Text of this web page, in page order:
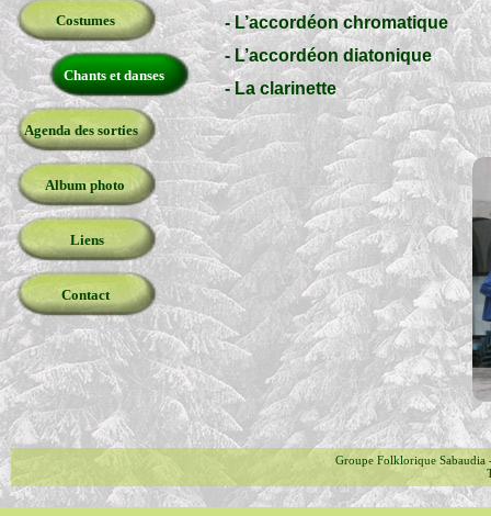
- L’accordéon chromatique
- L’accordéon diatonique
- La clarinette
Contact
Costumes
Agenda des sorties
Album photo
Liens
Chants et danses
Groupe Folklorique Sabaudia